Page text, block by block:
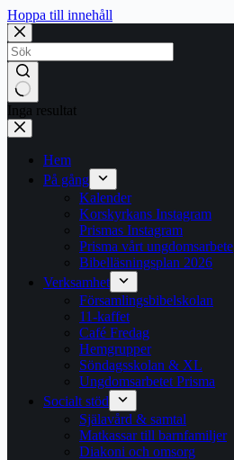
Hoppa till innehåll
Inga resultat
Hem
På gång
Kalender
Korskyrkans Instagram
Prismas Instagram
Prisma vårt ungdomsarbete
Bibelläsningsplan 2026
Verksamhet
Församlingsbibelskolan
11-kaffet
Café Fredag
Hemgrupper
Söndagsskolan & XL
Ungdomsarbetet Prisma
Socialt stöd
Själavård & samtal
Matkassar till barnfamiljer
Diakoni och omsorg